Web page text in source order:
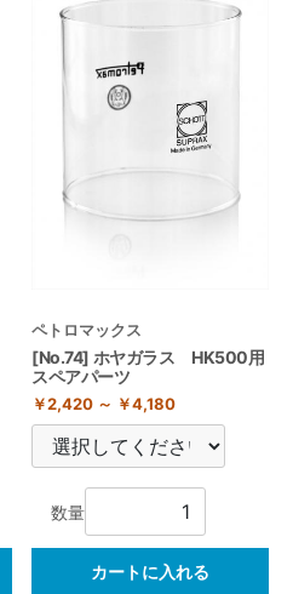
ペトロマックス
[No.74] ホヤガラス HK500用
スペアパーツ
￥2,420 ～ ￥4,180
数量
カートに入れる